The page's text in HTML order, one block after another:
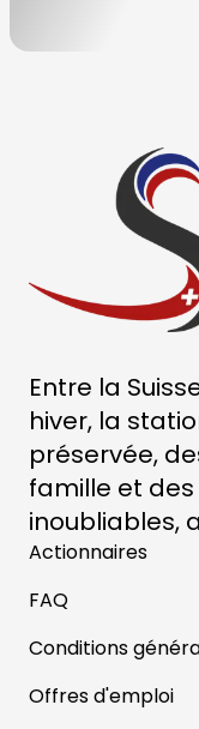
Entre la
hiver, la
préservée,
famille et
inoubliables,
Actionnaires
FAQ
Conditions
Offres d'emploi